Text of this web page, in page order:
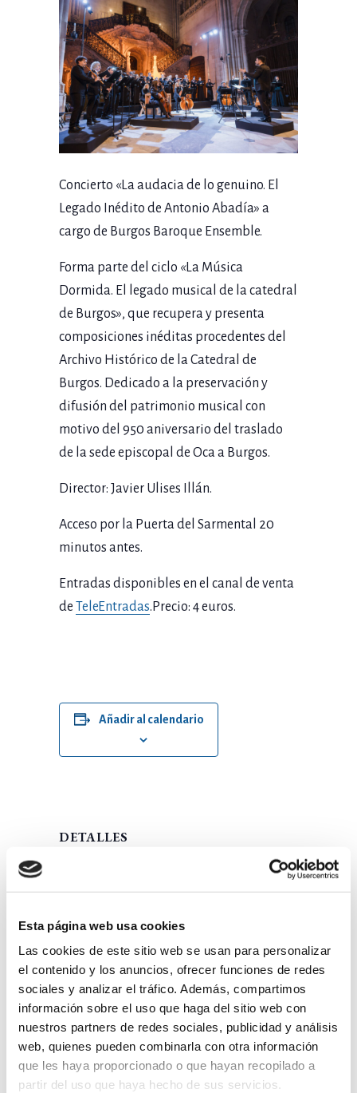
Esta página web usa cookies
Las cookies de este sitio web se usan para personalizar
el contenido y los anuncios, ofrecer funciones de redes
sociales y analizar el tráfico. Además, compartimos
información sobre el uso que haga del sitio web con
nuestros partners de redes sociales, publicidad y análisis
web, quienes pueden combinarla con otra información
que les haya proporcionado o que hayan recopilado a
partir del uso que haya hecho de sus servicios.
Concierto «La audacia de lo genuino. El
Legado Inédito de Antonio Abadía» a
cargo de Burgos Baroque Ensemble.
Forma parte del ciclo «La Música
Dormida. El legado musical de la catedral
de Burgos», que recupera y presenta
composiciones inéditas procedentes del
Archivo Histórico de la Catedral de
Burgos. Dedicado a la preservación y
difusión del patrimonio musical con
motivo del 950 aniversario del traslado
de la sede episcopal de Oca a Burgos.
Director: Javier Ulises Illán.
Acceso por la Puerta del Sarmental 20
minutos antes.
Entradas disponibles en el canal de venta
de TeleEntradas.Precio: 4 euros.
Añadir al calendario
DETALLES
septiembre 28, 2025
Hora:
ORGANIZADORES
Archidiócesis de Burgos
Cabildo Metropolitano de Burgos